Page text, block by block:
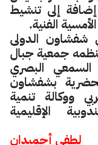
إضافة إلى تنشيط
الفنية.
شفشاون الدولى
جمعية جبال
البصري
بشفشاون
ووكالة تنمية
الإقليمية
لطفي أحميدان